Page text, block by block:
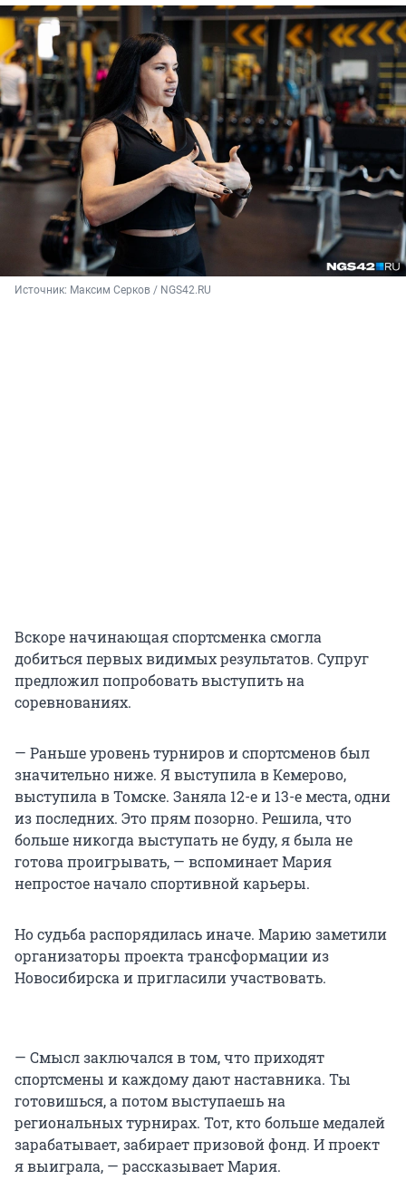
Источник: Максим Серков / NGS42.RU
Вскоре начинающая спортсменка смогла
добиться первых видимых результатов. Супруг
предложил попробовать выступить на
соревнованиях.
— Раньше уровень турниров и спортсменов был
значительно ниже. Я выступила в Кемерово,
выступила в Томске. Заняла 12-е и 13-е места, одни
из последних. Это прям позорно. Решила, что
больше никогда выступать не буду, я была не
готова проигрывать, — вспоминает Мария
непростое начало спортивной карьеры.
Но судьба распорядилась иначе. Марию заметили
организаторы проекта трансформации из
Новосибирска и пригласили участвовать.
— Смысл заключался в том, что приходят
спортсмены и каждому дают наставника. Ты
готовишься, а потом выступаешь на
региональных турнирах. Тот, кто больше медалей
зарабатывает, забирает призовой фонд. И проект
я выиграла, — рассказывает Мария.